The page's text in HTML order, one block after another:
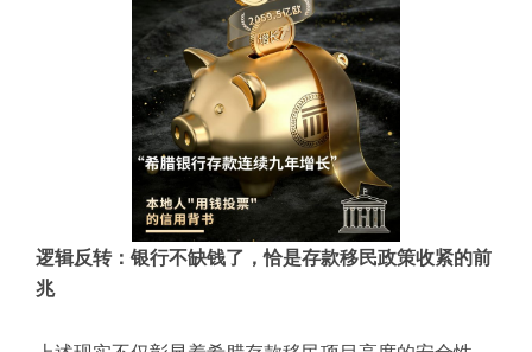
逻辑反转：银行不缺钱了，恰是存款移民政策收紧的前
兆